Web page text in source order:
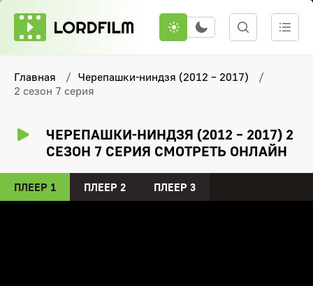
Главная
Черепашки-ниндзя (2012 – 2017)
2 сезон 7 серия
ЧЕРЕПАШКИ-НИНДЗЯ (2012 – 2017) 2
СЕЗОН 7 СЕРИЯ СМОТРЕТЬ ОНЛАЙН
ПЛЕЕР 1 ПЛЕЕР 2 ПЛЕЕР 3